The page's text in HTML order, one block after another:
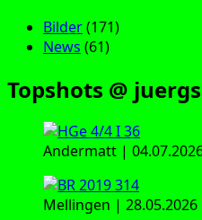
Bilder(171)
News (61)
Topshots @
Andermatt |
Mellingen |